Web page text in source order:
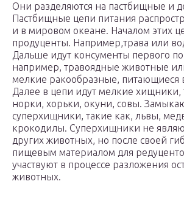
Они разделяются на пастбищные и
Пастбищные цепи питания
и в мировом океане. Началом этих
продуценты. Например,трава или
Дальше идут консументы первого
например, травоядные животные
мелкие ракообразные, питающиеся
Далее в цепи идут мелкие хищники,
норки, хорьки, окуни, совы.
суперхищники, такие как, львы,
крокодилы. Суперхищники не
других животных, но после своей
пищевым материалом для
участвуют в процессе разложения
животных.